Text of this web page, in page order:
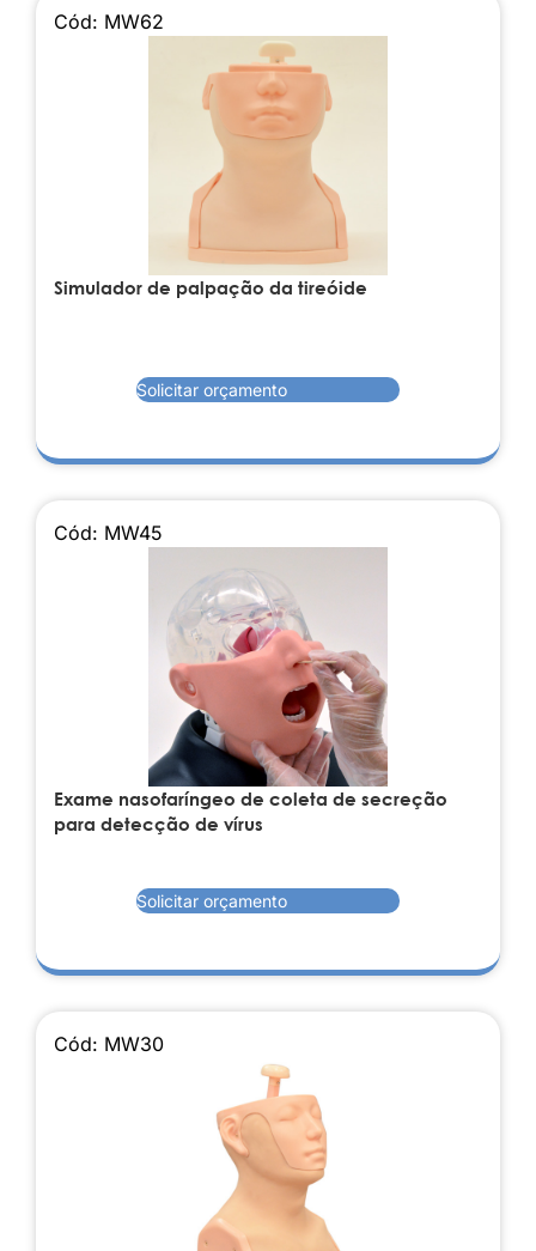
Cód: MW62
Simulador de palpação da tireóide
Solicitar orçamento
Cód: MW45
Exame nasofaríngeo de coleta de secreção
para detecção de vírus
Solicitar orçamento
Cód: MW30